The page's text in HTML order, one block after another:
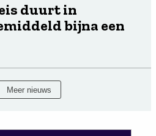
duurt in
bijna een
Meer nieuws